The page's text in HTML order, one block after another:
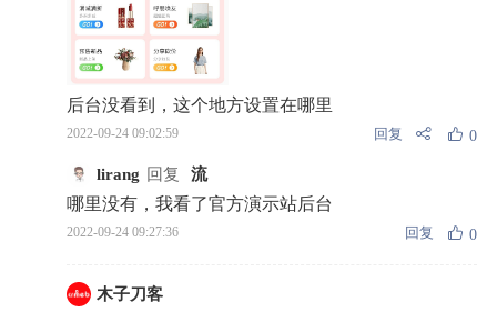
后台没看到，这个地方设置在哪里
2022-09-24 09:02:59 回复 0
lirang 回复 流
哪里没有，我看了官方演示站后台
2022-09-24 09:27:36 回复 0
木子刀客